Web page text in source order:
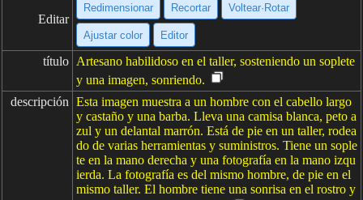
Editar
Redimensionar Recortar Voltear·Rotar
Ajustar color Editor
título Artesano habilidoso en el taller, sosteniendo un soplete
y una imagen, sonriendo.
descripción Esta imagen muestra a un hombre con el cabello largo
y castaño y una barba. Lleva una camisa blanca, peto a
zul y un delantal marrón. Está de pie en un taller, rodea
do de varias herramientas y suministros. Tiene un sople
te en la mano derecha y una fotografía en la mano izqu
ierda. La fotografía es del mismo hombre, de pie en el
mismo taller. El hombre tiene una sonrisa en el rostro y